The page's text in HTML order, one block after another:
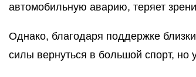
автомобильную аварию, теряет
Однако, благодаря поддержке
силы вернуться в большой спорт,